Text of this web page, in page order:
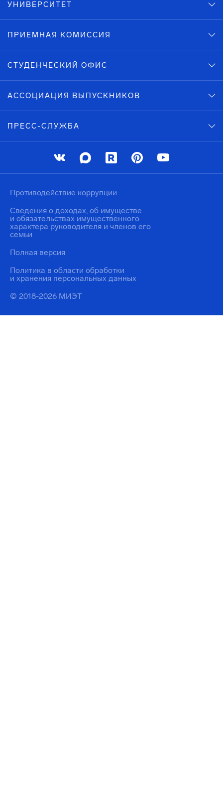
УНИВЕРСИТЕТ
ПРИЕМНАЯ КОМИССИЯ
СТУДЕНЧЕСКИЙ ОФИС
АССОЦИАЦИЯ ВЫПУСКНИКОВ
ПРЕСС-СЛУЖБА
© 2018-2026 МИЭТ
Политика в области обработки
и хранения персональных данных
Противодействие коррупции
Сведения о доходах, об имуществе
и обязательствах имущественного
характера руководителя и членов его
семьи
Полная версия